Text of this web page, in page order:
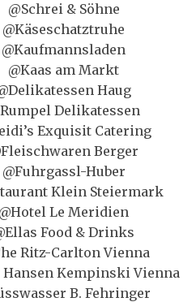
@Schrei & Söhne
@Käseschatztruhe
@Kaufmannsladen
@Kaas am Markt
Haug
Delikatessen
Exquisit Catering
Berger
@Fuhrgassl-Huber
Klein Steiermark
@Hotel Le Meridien
Food & Drinks
Ritz-Carlton Vienna
Hansen Kempinski Vienna
B. Fehringer